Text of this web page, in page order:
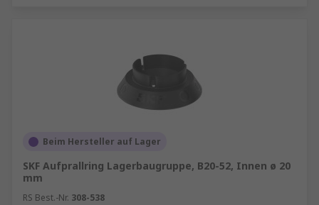
Beim Hersteller auf Lager
SKF Aufprallring Lagerbaugruppe, B20-52, Innen ø 20
mm
RS Best.-Nr. 308-538